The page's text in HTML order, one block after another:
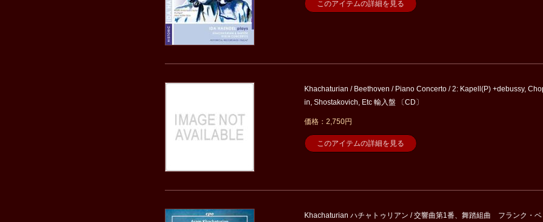
このアイテムの詳細を見る
Khachaturian / Beethoven / Piano Concerto / 2: Kapell(P) +debussy,
in, Shostakovich, Etc 輸入盤 〔CD〕
価格：2,750円
このアイテムの詳細を見る
Khachaturian ハチャトゥリアン / 交響曲第1番、舞踏組曲 フランク・ベ